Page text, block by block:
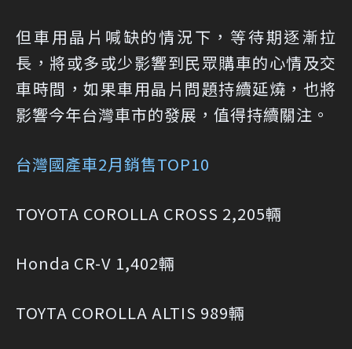
但車用晶片喊缺的情況下，等待期逐漸拉
長，將或多或少影響到民眾購車的心情及交
車時間，如果車用晶片問題持續延燒，也將
影響今年台灣車市的發展，值得持續關注。
台灣國產車2月銷售TOP10
TOYOTA COROLLA CROSS 2,205輛
Honda CR-V 1,402輛
TOYTA COROLLA ALTIS 989輛